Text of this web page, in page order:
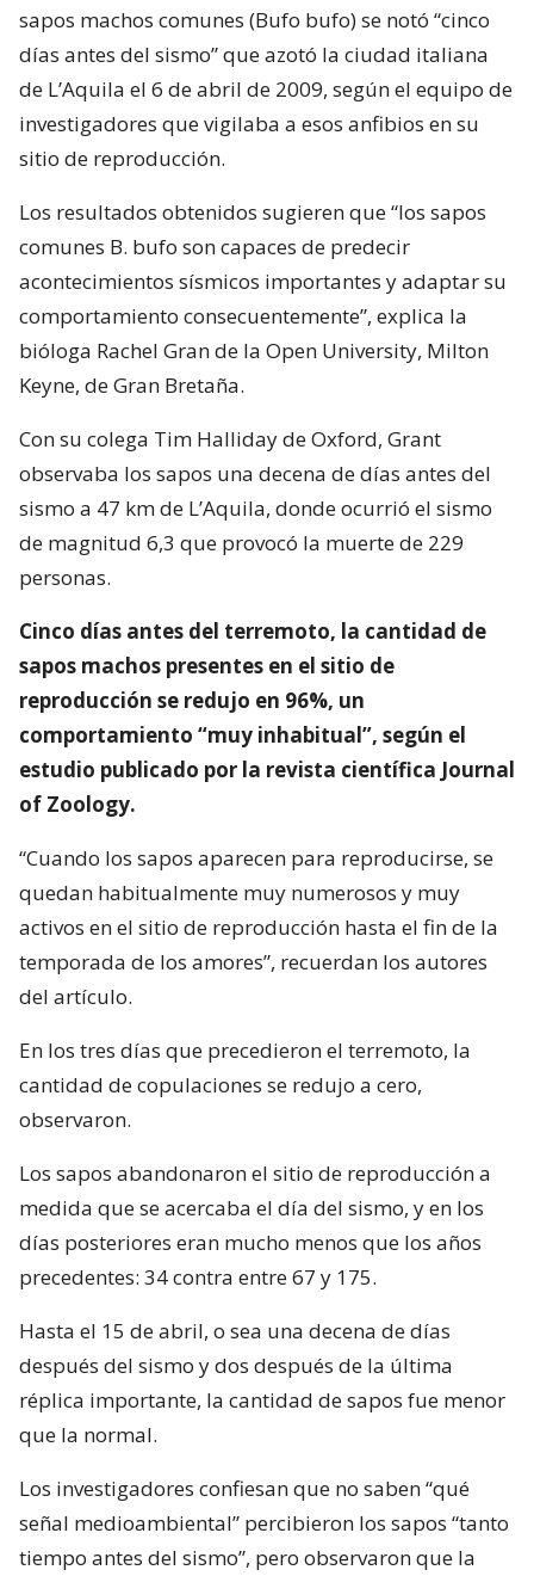
sapos machos comunes (Bufo bufo) se notó “cinco
días antes del sismo” que azotó la ciudad italiana
de L’Aquila el 6 de abril de 2009, según el equipo de
investigadores que vigilaba a esos anfibios en su
sitio de reproducción.
Los resultados obtenidos sugieren que “los sapos
comunes B. bufo son capaces de predecir
acontecimientos sísmicos importantes y adaptar su
comportamiento consecuentemente”, explica la
bióloga Rachel Gran de la Open University, Milton
Keyne, de Gran Bretaña.
Con su colega Tim Halliday de Oxford, Grant
observaba los sapos una decena de días antes del
sismo a 47 km de L’Aquila, donde ocurrió el sismo
de magnitud 6,3 que provocó la muerte de 229
personas.
Cinco días antes del terremoto, la cantidad de
sapos machos presentes en el sitio de
reproducción se redujo en 96%, un
comportamiento “muy inhabitual”, según el
estudio publicado por la revista científica Journal
of Zoology.
“Cuando los sapos aparecen para reproducirse, se
quedan habitualmente muy numerosos y muy
activos en el sitio de reproducción hasta el fin de la
temporada de los amores”, recuerdan los autores
del artículo.
En los tres días que precedieron el terremoto, la
cantidad de copulaciones se redujo a cero,
observaron.
Los sapos abandonaron el sitio de reproducción a
medida que se acercaba el día del sismo, y en los
días posteriores eran mucho menos que los años
precedentes: 34 contra entre 67 y 175.
Hasta el 15 de abril, o sea una decena de días
después del sismo y dos después de la última
réplica importante, la cantidad de sapos fue menor
que la normal.
Los investigadores confiesan que no saben “qué
señal medioambiental” percibieron los sapos “tanto
tiempo antes del sismo”, pero observaron que la